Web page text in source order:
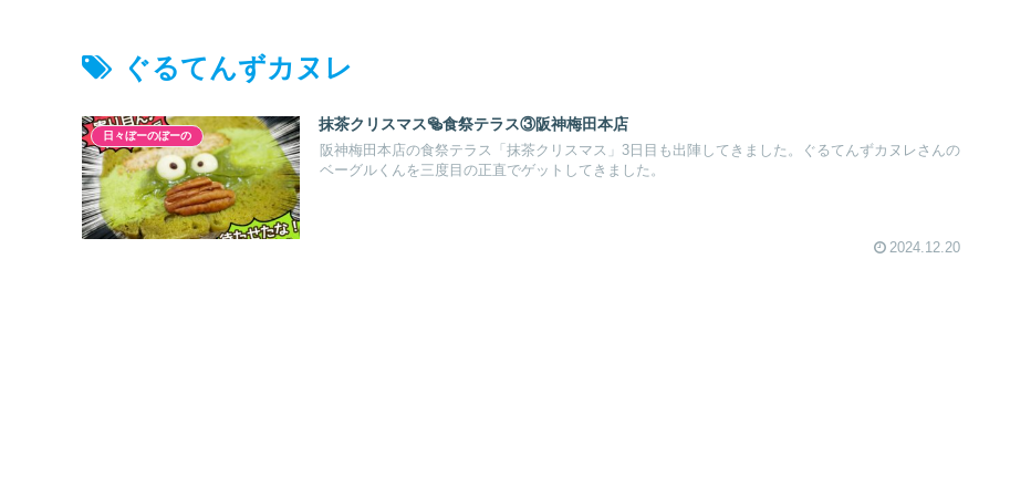
ぐるてんずカヌレ
日々ぼーのぼーの
抹茶クリスマス🥯食祭テラス③阪神梅田本店
阪神梅田本店の食祭テラス「抹茶クリスマス」3日目も出陣してきました。ぐるてんずカヌレさんの
ベーグルくんを三度目の正直でゲットしてきました。
2024.12.20